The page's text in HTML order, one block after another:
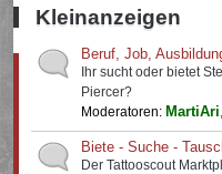
Kleinanzeigen
Beruf, Job,
Ihr sucht oder bietet
Piercer?
Moderatoren: MartiAri
Biete - Suche -
Der Tattooscout